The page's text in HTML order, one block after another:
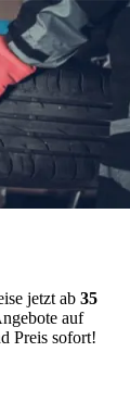
jetzt ab 35
auf
Preis sofort!